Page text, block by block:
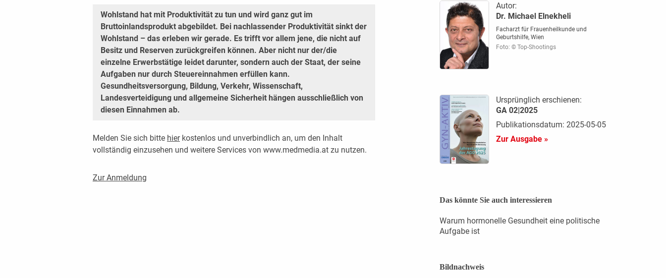
Wohlstand hat mit Produktivität zu tun und wird ganz gut im
Bruttoinlandsprodukt abgebildet. Bei nachlassender Produktivität sinkt der
Wohlstand – das erleben wir gerade. Es trifft vor allem jene, die nicht auf
Besitz und Reserven zurückgreifen können. Aber nicht nur der/die
einzelne Erwerbstätige leidet darunter, sondern auch der Staat, der seine
Aufgaben nur durch Steuereinnahmen erfüllen kann.
Gesundheitsversorgung, Bildung, Verkehr, Wissenschaft,
Landesverteidigung und allgemeine Sicherheit hängen ausschließlich von
diesen Einnahmen ab.
Melden Sie sich bitte hierkostenlos und unverbindlich an, um den Inhalt
vollständig einzusehen und weitere Services von www.medmedia.at zu nutzen.
Zur Anmeldung
Autor:
Dr. Michael Elnekheli
Facharzt für Frauenheilkunde und
Geburtshilfe, Wien
Foto: © Top-Shootings
Ursprünglich erschienen:
GA 02|2025
Publikationsdatum: 2025-05-05
Zur Ausgabe »
Das könnte Sie auch interessieren
Warum hormonelle Gesundheit eine politische
Aufgabe ist
Bildnachweis